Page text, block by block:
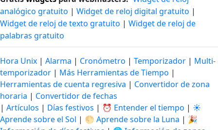
analógico gratuito | Widget de reloj digital gratuito |
Widget de reloj de texto gratuito | Widget de reloj de
palabras gratuito
Hora Unix | Alarma | Cronómetro | Temporizador | Multi-
temporizador | Más Herramientas de Tiempo |
Herramientas de cuenta regresiva | Convertidor de zona
horaria | Convertidor de fechas
| Artículos | Días festivos | ⏰ Entender el tiempo | ☀️
Aprende sobre el Sol | 🌕 Aprende sobre la Luna | 🎉